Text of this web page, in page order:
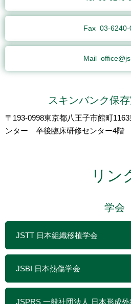
Fax 03-6240-
Mail
スキンバンク保
〒193-0998東京都八王子市館町
ンター 卒後臨床研修センター4階
リン
学会
JSTT 日本組織移植学会
JSBI 日本熱傷学会
JSPRS 一般社団法人 日本形成外